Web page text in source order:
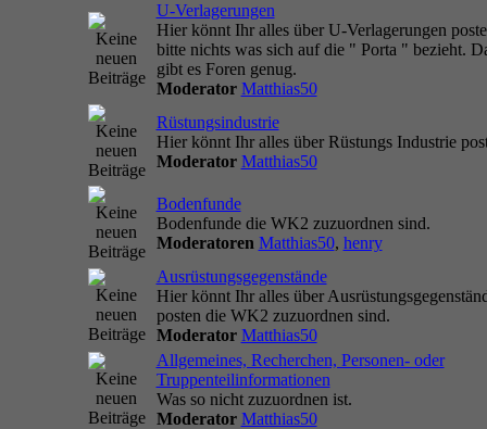
U-Verlagerungen
Hier könnt Ihr alles über U-Verlagerungen
bitte nichts was sich auf die " Porta " bezieht.
gibt es Foren genug.
Moderator Matthias50
Rüstungsindustrie
Hier könnt Ihr alles über Rüstungs Industrie
Moderator Matthias50
Bodenfunde
Bodenfunde die WK2 zuzuordnen sind.
Moderatoren Matthias50, henry
Ausrüstungsgegenstände
Hier könnt Ihr alles über
posten die WK2 zuzuordnen sind.
Moderator Matthias50
Allgemeines, Recherchen, Personen- oder
Truppenteilinformationen
Was so nicht zuzuordnen ist.
Moderator Matthias50